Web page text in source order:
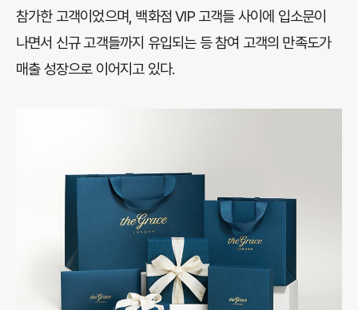
참가한 고객이었으며, 백화점 VIP 고객들 사이에 입소문이
나면서 신규 고객들까지 유입되는 등 참여 고객의 만족도가
매출 성장으로 이어지고 있다.